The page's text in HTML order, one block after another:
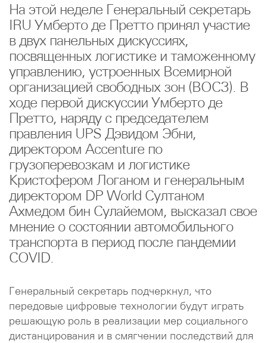
На этой неделе Генеральный секретарь
IRU Умберто де Претто принял участие
в двух панельных дискуссиях,
посвященных логистике и таможенному
управлению, устроенных Всемирной
организацией свободных зон (ВОСЗ). В
ходе первой дискуссии Умберто де
Претто, наряду с председателем
правления UPS Дэвидом Эбни,
директором Accenture по
грузоперевозкам и логистике
Кристофером Логаном и генеральным
директором DP World Султаном
Ахмедом бин Сулайемом, высказал свое
мнение о состоянии автомобильного
транспорта в период после пандемии
COVID.
Генеральный секретарь подчеркнул, что
передовые цифровые технологии будут играть
решающую роль в реализации мер социального
дистанцирования и в смягчении последствий для